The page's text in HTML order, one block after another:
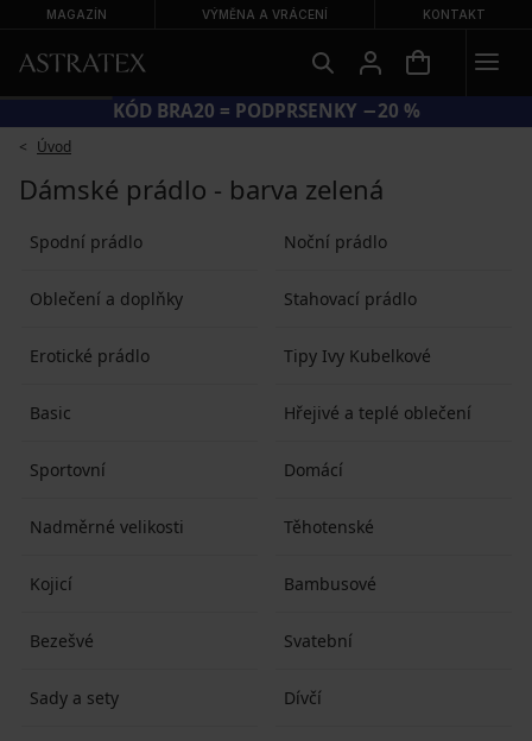
MAGAZÍN VÝMĚNA A VRÁCENÍ KONTAKT
KÓD BRA20 = PODPRSENKY −20 %
Úvod
Dámské prádlo - barva zelená
Spodní prádlo Noční prádlo
Oblečení a doplňky Stahovací prádlo
Erotické prádlo Tipy Ivy Kubelkové
Basic Hřejivé a teplé oblečení
Sportovní Domácí
Nadměrné velikosti Těhotenské
Kojicí Bambusové
Bezešvé Svatební
Sady a sety Dívčí